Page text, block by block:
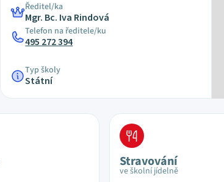
Ředitel/ka
Mgr. Bc. Iva Rindová
Telefon na ředitele/ku
495 272 394
Typ školy
Státní
Stravování
ve školní jídelně